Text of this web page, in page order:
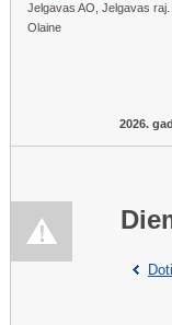
Jelgavas AO, Jelgavas
Olaine
2026.